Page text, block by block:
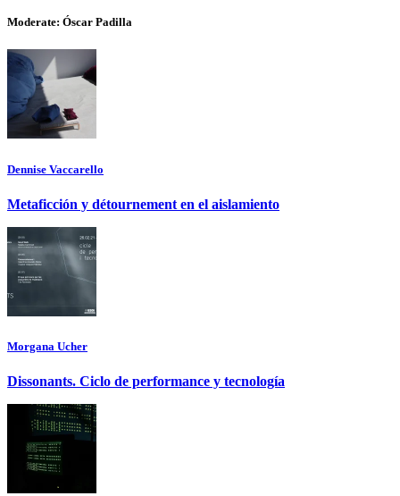
Moderate: Óscar Padilla
Dennise Vaccarello
Metaficción y détournement en el aislamiento
Morgana Ucher
Dissonants. Ciclo de performance y tecnología